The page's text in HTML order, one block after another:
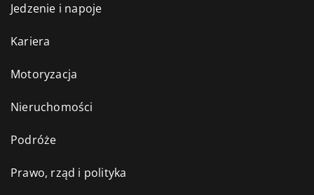
Jedzenie i napoje
Kariera
Motoryzacja
Nieruchomości
Podróże
Prawo, rząd i polityka